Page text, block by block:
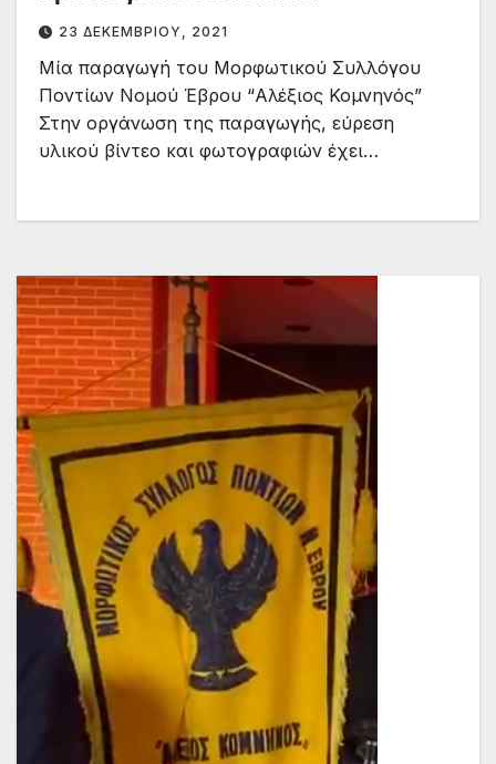
23 ΔΕΚΕΜΒΡΊΟΥ, 2021
Μία παραγωγή του Μορφωτικού Συλλόγου
Ποντίων Νομού Έβρου “Αλέξιος Κομνηνός”
Στην οργάνωση της παραγωγής, εύρεση
υλικού βίντεο και φωτογραφιών έχει…